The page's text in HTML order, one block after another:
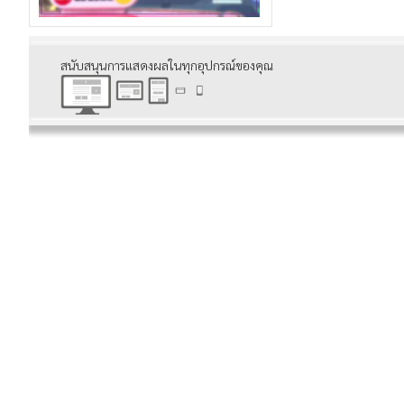
สนับสนุนการแสดงผลในทุกอุปกรณ์ของคุณ